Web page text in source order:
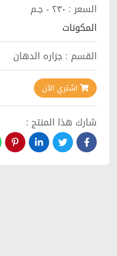
السعر : ٢٣٠ - جـم
المكونات
القسم : جزاره الدهان
اشتري الآن
شارك هذا المنتج :